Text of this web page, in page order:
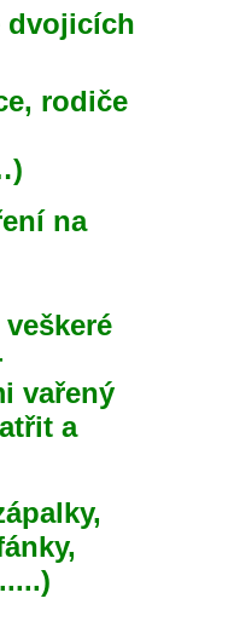
dvojicích
rodiče
na
veškeré
vařený
a